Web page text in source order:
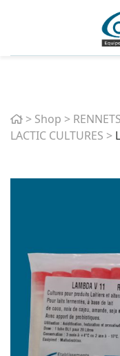
Home
> Shop >
LACTIC CULTURES >